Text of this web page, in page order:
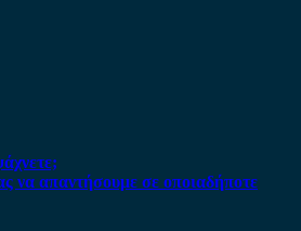
να απαντήσουμε σε οποιαδήποτε